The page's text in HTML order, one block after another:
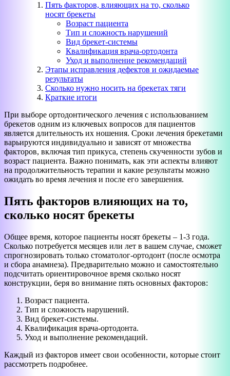
Пять факторов, влияющих на то, сколько
носят брекеты
Возраст пациента
Тип и сложность нарушений
Вид брекет-системы
Квалификация врача-ортодонта
Уход и выполнение рекомендаций
Этапы исправления дефектов и ожидаемые
результаты
Сколько нужно носить на брекетах тяги
Краткие итоги
При выборе ортодонтического лечения с использованием
брекетов одним из ключевых вопросов для пациентов
является длительность их ношения. Сроки лечения брекетами
варьируются индивидуально и зависят от множества
факторов, включая тип прикуса, степень скученности зубов и
возраст пациента. Важно понимать, как эти аспекты влияют
на продолжительность терапии и какие результаты можно
ожидать во время лечения и после его завершения.
Пять факторов влияющих на то,
сколько носят брекеты
Общее время, которое пациенты носят брекеты – 1-3 года.
Сколько потребуется месяцев или лет в вашем случае, сможет
спрогнозировать только стоматолог-ортодонт (после осмотра
и сбора анамнеза). Предварительно можно и самостоятельно
подсчитать ориентировочное время сколько носят
конструкции, беря во внимание пять основных факторов:
Возраст пациента.
Тип и сложность нарушений.
Вид брекет-системы.
Квалификация врача-ортодонта.
Уход и выполнение рекомендаций.
Каждый из факторов имеет свои особенности, которые стоит
рассмотреть подробнее.